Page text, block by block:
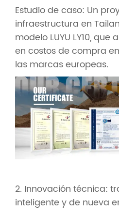
Estudio de caso: Un
infraestructura en
modelo LUYU LY10, que
en costos de compra
las marcas europeas.
2. Innovación técnica:
inteligente y de nueva